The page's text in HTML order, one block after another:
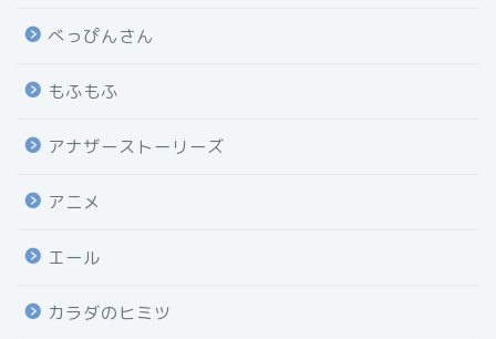
べっぴんさん
もふもふ
アナザーストーリーズ
アニメ
エール
カラダのヒミツ